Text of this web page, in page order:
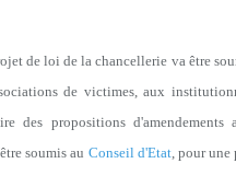
de loi de la chancellerie va être
de victimes, aux
des propositions
soumis au Conseil d'Etat , pour